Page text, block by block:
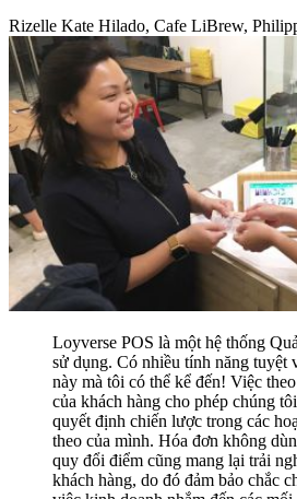
Rizelle Kate Hilado, Cafe LiBrew,
Loyverse POS là một hệ thống
sử dụng. Có nhiều tính năng tuyệt
này mà tôi có thể kể đến! Việc
của khách hàng cho phép chúng
quyết định chiến lược trong các
theo của mình. Hóa đơn không
quy đổi điểm cũng mang lại trải
khách hàng, do đó đảm bảo chắc